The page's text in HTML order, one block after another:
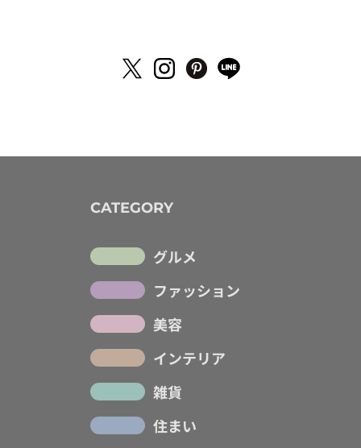
CATEGORY
グルメ
ファッション
美容
インテリア
雑貨
住まい